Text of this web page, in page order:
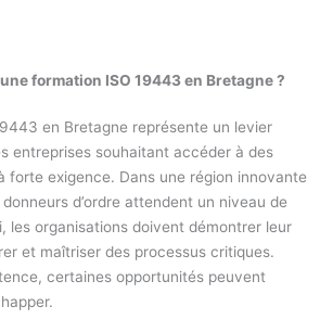
formation ISO 19443 en Bretagne ?
en Bretagne représente un levier
entreprises souhaitant accéder à des
forte exigence. Dans une région innovante
d’ordre attendent un niveau de
les organisations doivent démontrer leur
et maîtriser des processus critiques.
certaines opportunités peuvent